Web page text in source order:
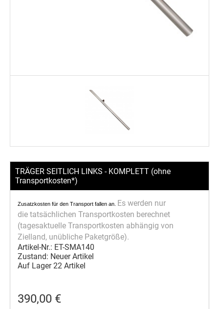
TRÄGER SEITLICH LINKS - KOMPLETT (ohne
Transportkosten*)
Zusatzkosten für den Transport fallen an. Es werden nur
die tatsächlichen Transportkosten berechnet
(tagesaktuelle Transportkosten abhängig von
Zielland, unübliche Paketgröße).
Artikel-Nr.: ET-SMA140
Zustand: Neuer Artikel
Auf Lager 22 Artikel
390,00 €